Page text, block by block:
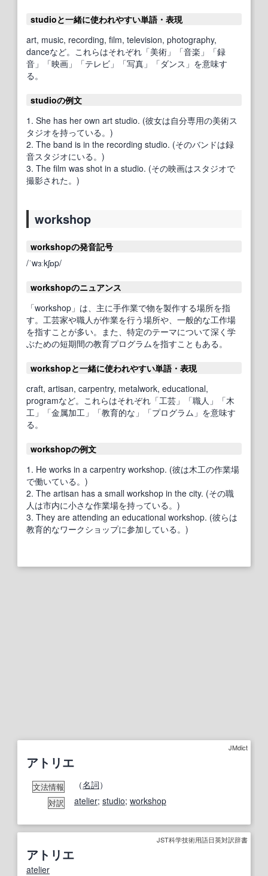
studioと一緒に使われやすい単語・表現
art, music, recording, film, television, photography,
danceなど。これらはそれぞれ「美術」「音楽」「録
音」「映画」「テレビ」「写真」「ダンス」を意味す
る。
studioの例文
1. She has her own art studio. (彼女は自分専用の美術ス
タジオを持っている。)
2. The band is in the recording studio. (そのバンドは録
音スタジオにいる。)
3. The film was shot in a studio. (その映画はスタジオで
撮影された。)
workshop
workshopの発音記号
/ˈwɜːkʃɒp/
workshopのニュアンス
「workshop」は、主に手作業で物を製作する場所を指
す。工芸家や職人が作業を行う場所や、一般的な工作場
を指すことが多い。また、特定のテーマについて深く学
ぶための短期間の教育プログラムを指すこともある。
workshopと一緒に使われやすい単語・表現
craft, artisan, carpentry, metalwork, educational,
programなど。これらはそれぞれ「工芸」「職人」「木
工」「金属加工」「教育的な」「プログラム」を意味す
る。
workshopの例文
1. He works in a carpentry workshop. (彼は木工の作業場
で働いている。)
2. The artisan has a small workshop in the city. (その職
人は市内に小さな作業場を持っている。)
3. They are attending an educational workshop. (彼らは
教育的なワークショップに参加している。)
JMdict
アトリエ
文法情報 （名詞）
対訳 atelier; studio; workshop
JST科学技術用語日英対訳辞書
アトリエ
atelier